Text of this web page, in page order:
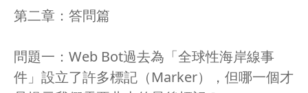
第二章：答問篇
問題一：Web Bot過去為「全球性海岸線事
件」設立了許多標記（Marker），但哪一個才